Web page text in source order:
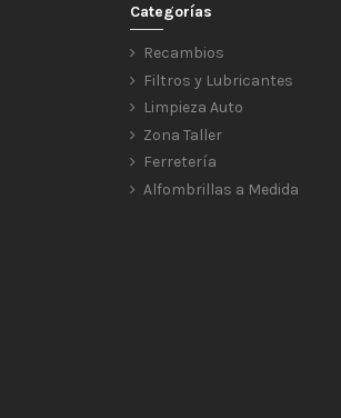
Categorías
Recambios
Filtros y Lubricantes
Limpieza Auto
Zona Taller
Ferretería
Alfombrillas a Medida